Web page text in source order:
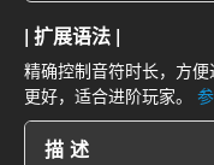
| 扩展语法 |
精确控制音符时长，方
更好，适合进阶玩家。
描述